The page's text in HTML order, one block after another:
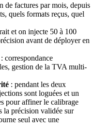
de factures par mois, depuis
quels formats reçus, quel
et on injecte 50 à 100
avant de déployer en
: correspondance
gestion de la TVA multi-
: pendant les deux
sont loguées et un
pour affiner le calibrage
la précision validée sur
seul avec une